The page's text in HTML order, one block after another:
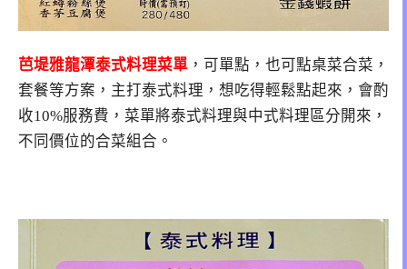
芭堤雅龍潭泰式料理菜單 ，可單點，也可點桌菜合菜，
套餐等方案，主打泰式料理，想吃得輕鬆點起來，會酌
收10%服務費，菜單將泰式料理與中式料理區分開來，
不同價位的合菜組合。